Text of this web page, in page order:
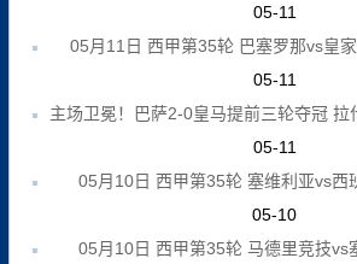
05-11
05月11日 西甲第35轮 巴塞罗那vs皇
05-11
05-11
05月10日 西甲第35轮 塞维利亚vs西
05-10
05月10日 西甲第35轮 马德里竞技vs